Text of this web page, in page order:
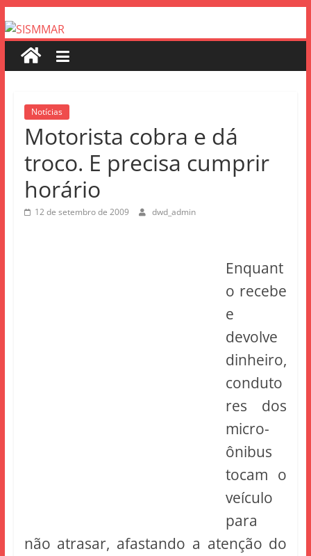
Notícias
Motorista cobra e dá
troco. E precisa cumprir
horário
12 de setembro de 2009 dwd_admin
Enquant
o recebe
e
devolve
dinheiro,
conduto
res dos
micro-
ônibus
tocam o
veículo
para
não atrasar, afastando a atenção do